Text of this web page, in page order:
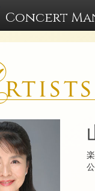
Concert